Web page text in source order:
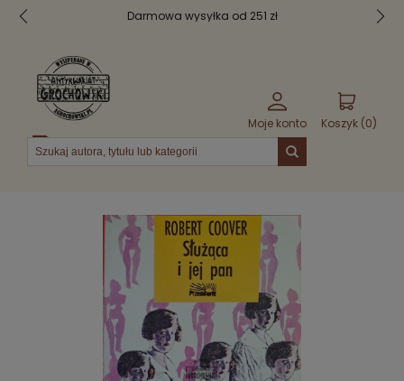
Darmowa wysyłka od 251 zł
Moje konto Koszyk (0)
Menu